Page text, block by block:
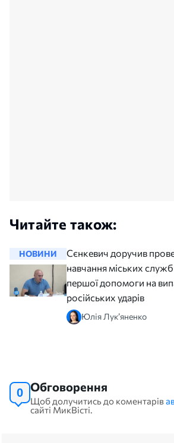
Читайте також:
НОВИНИ
Сєнкевич доручив
навчання міських служб
першої допомоги на
російських ударів
Юлія Лук’яненко
0 Обговорення
Щоб долучитись до коментарів
сайті МикВісті.